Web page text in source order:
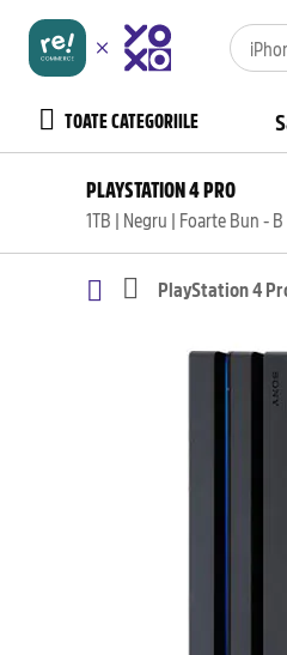
TOATE CATEGORIILE
PLAYSTATION 4 PRO
1TB | Negru | Foarte Bun - B
PlayStation 4